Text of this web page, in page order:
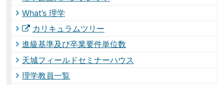
What’s 理学
カリキュラムツリー
進級基準及び卒業要件単位数
天城フィールドセミナーハウス
理学教員一覧